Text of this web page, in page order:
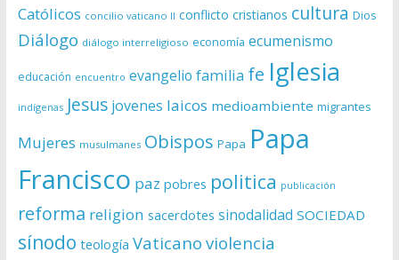
Católicos concilio vaticano II conflicto cristianos cultura Dios
Diálogo diálogo interreligioso economía ecumenismo
educación encuentro evangelio familia fe Iglesia
indígenas Jesus jovenes laicos medioambiente migrantes
Mujeres musulmanes Obispos Papa Papa
Francisco paz pobres politica publicación
reforma religion sacerdotes sinodalidad SOCIEDAD
sínodo teología Vaticano violencia